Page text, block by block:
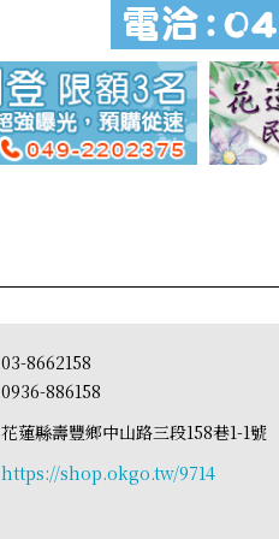
03-8662158
0936-886158
花蓮縣壽豐鄉中山路三段158巷1-1
https://shop.okgo.tw/9714